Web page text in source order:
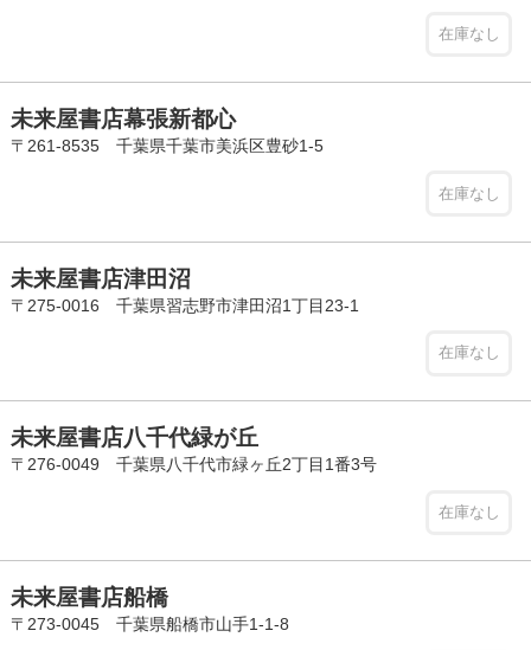
在庫なし
未来屋書店幕張新都心
〒261-8535 千葉県千葉市美浜区豊砂1-5
在庫なし
未来屋書店津田沼
〒275-0016 千葉県習志野市津田沼1丁目23-1
在庫なし
未来屋書店八千代緑が丘
〒276-0049 千葉県八千代市緑ヶ丘2丁目1番3号
在庫なし
未来屋書店船橋
〒273-0045 千葉県船橋市山手1-1-8